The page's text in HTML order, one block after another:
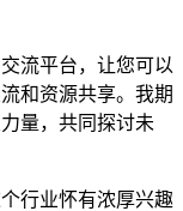
流平台，让您可以
和资源共享。我期
量，共同探讨未
行业怀有浓厚兴趣